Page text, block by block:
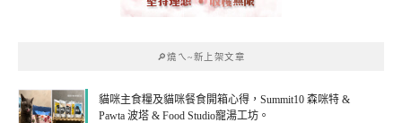
🔎燒ㄟ~新上架文章
貓咪主食糧及貓咪餐食開箱心得，Summit10 森咪特 &
Pawta 波塔 & Food Studio寵湯工坊。